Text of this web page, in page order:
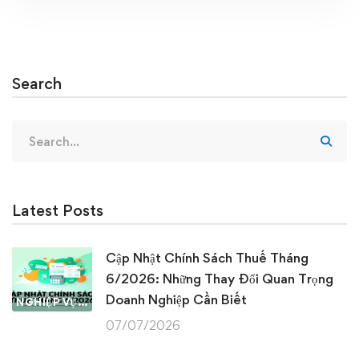
Search
for:
Latest Posts
NGHIỆP VỤ KẾ TOÁN & THUẾ
Cập Nhật Chính Sách Thuế Tháng
6/2026: Những Thay Đổi Quan Trọng
Doanh Nghiệp Cần Biết
07/07/2026